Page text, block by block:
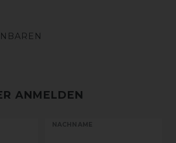
ANMELDEN
NACHNAME